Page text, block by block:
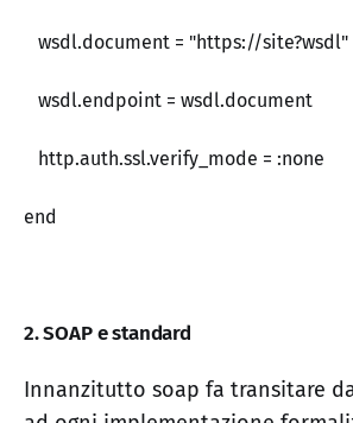
wsdl.document = "https://site?wsdl"
wsdl.endpoint = wsdl.document
http.auth.ssl.verify_mode = :none
end
2. SOAP e standard
Innanzitutto soap fa transitare